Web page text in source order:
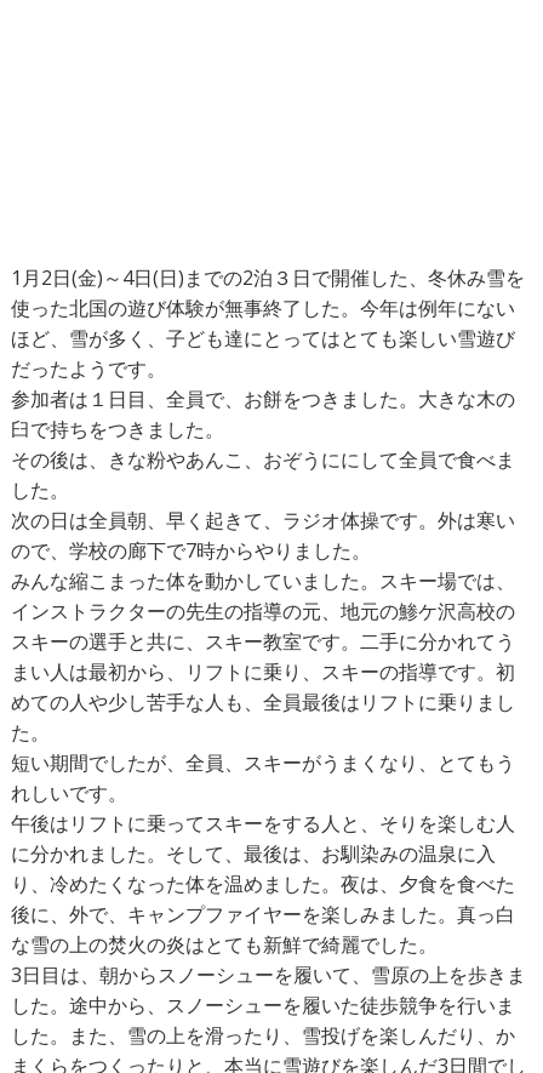
1月2日(金)～4日(日)までの2泊３日で開催した、冬休み雪を
使った北国の遊び体験が無事終了した。今年は例年にない
ほど、雪が多く、子ども達にとってはとても楽しい雪遊び
だったようです。
参加者は１日目、全員で、お餅をつきました。大きな木の
臼で持ちをつきました。
その後は、きな粉やあんこ、おぞうににして全員で食べま
した。
次の日は全員朝、早く起きて、ラジオ体操です。外は寒い
ので、学校の廊下で7時からやりました。
みんな縮こまった体を動かしていました。スキー場では、
インストラクターの先生の指導の元、地元の鯵ケ沢高校の
スキーの選手と共に、スキー教室です。二手に分かれてう
まい人は最初から、リフトに乗り、スキーの指導です。初
めての人や少し苦手な人も、全員最後はリフトに乗りまし
た。
短い期間でしたが、全員、スキーがうまくなり、とてもう
れしいです。
午後はリフトに乗ってスキーをする人と、そりを楽しむ人
に分かれました。そして、最後は、お馴染みの温泉に入
り、冷めたくなった体を温めました。夜は、夕食を食べた
後に、外で、キャンプファイヤーを楽しみました。真っ白
な雪の上の焚火の炎はとても新鮮で綺麗でした。
3日目は、朝からスノーシューを履いて、雪原の上を歩きま
した。途中から、スノーシューを履いた徒歩競争を行いま
した。また、雪の上を滑ったり、雪投げを楽しんだり、か
まくらをつくったりと、本当に雪遊びを楽しんだ3日間でし